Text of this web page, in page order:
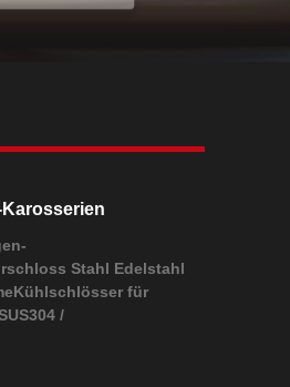
Stahl Edelstahl
für
/